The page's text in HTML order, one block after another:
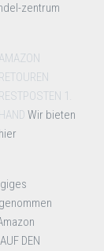
zentrum
AMAZON
RETOUREN
RESTPOSTEN 1.
HAND Wir bieten
hier
DEN